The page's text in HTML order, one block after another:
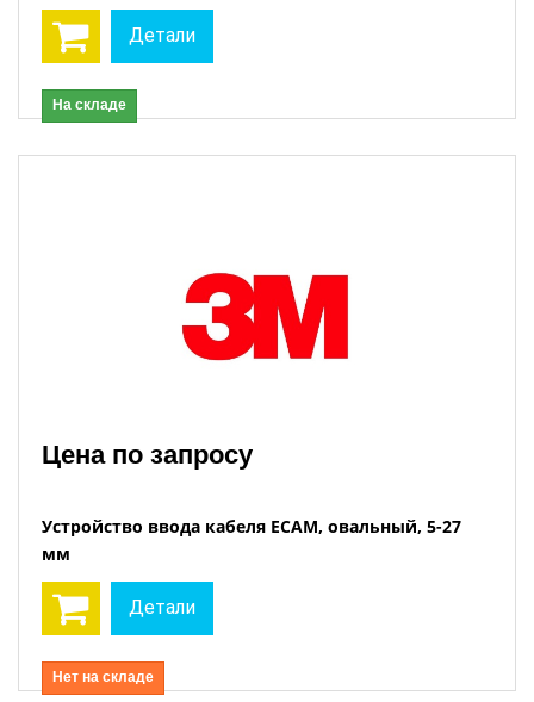
Детали
На складе
Цена по запросу
Устройство ввода кабеля ECAM, овальный, 5-27
мм
Детали
Нет на складе